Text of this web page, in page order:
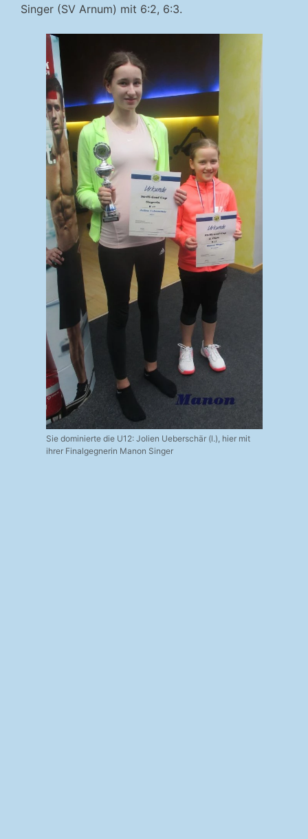
Singer (SV Arnum) mit 6:2, 6:3.
Sie dominierte die U12: Jolien Ueberschär (l.), hier mit
ihrer Finalgegnerin Manon Singer